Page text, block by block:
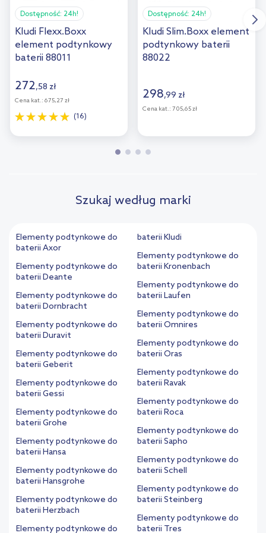
Dostępność: 24h!
Kludi Flexx.Boxx
element podtynkowy
baterii 88011
272,58 zł
Cena kat.: 675,27 zł
(16)
Dostępność: 24h!
Kludi Slim.Boxx element
podtynkowy baterii
88022
298,99 zł
Cena kat.: 705,65 zł
Szukaj według marki
Elementy podtynkowe do
baterii Axor
Elementy podtynkowe do
baterii Deante
Elementy podtynkowe do
baterii Dornbracht
Elementy podtynkowe do
baterii Duravit
Elementy podtynkowe do
baterii Geberit
Elementy podtynkowe do
baterii Gessi
Elementy podtynkowe do
baterii Grohe
Elementy podtynkowe do
baterii Hansa
Elementy podtynkowe do
baterii Hansgrohe
Elementy podtynkowe do
baterii Herzbach
Elementy podtynkowe do
baterii Kludi
Elementy podtynkowe do
baterii Kronenbach
Elementy podtynkowe do
baterii Laufen
Elementy podtynkowe do
baterii Omnires
Elementy podtynkowe do
baterii Oras
Elementy podtynkowe do
baterii Ravak
Elementy podtynkowe do
baterii Roca
Elementy podtynkowe do
baterii Sapho
Elementy podtynkowe do
baterii Schell
Elementy podtynkowe do
baterii Steinberg
Elementy podtynkowe do
baterii Tres